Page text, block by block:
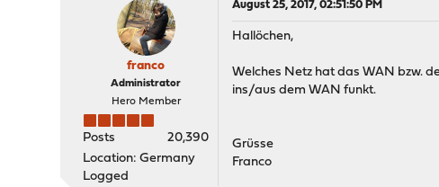
franco
Administrator
Hero Member
Posts
20,390
Location: Germany
Logged
August 25, 2017, 02:51:50 PM
Hallöchen,
Welches Netz hat das WAN bzw.
ins/aus dem WAN funkt.
Grüsse
Franco